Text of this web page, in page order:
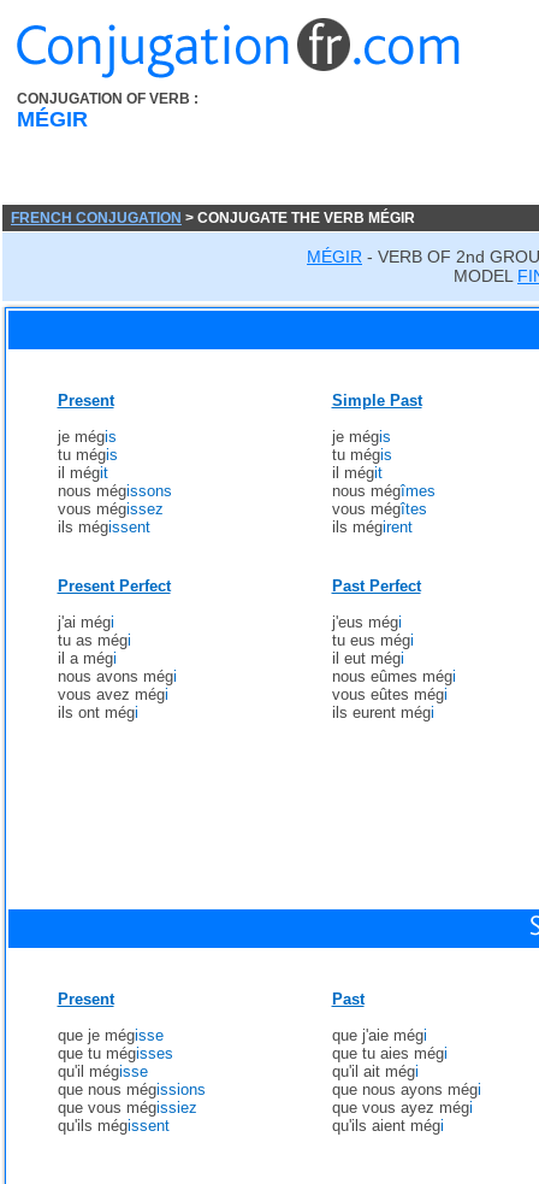
CONJUGATION OF VERB :
MÉGIR
FRENCH CONJUGATION > CONJUGATE THE VERB MÉGIR
MÉGIR - VERB OF 2nd
MODEL
Present
je mégis
tu mégis
il mégit
nous mégissons
vous mégissez
ils mégissent
Simple Past
je mégis
tu mégis
il mégit
nous mégîmes
vous mégîtes
ils mégirent
Present Perfect
j'ai mégi
tu as mégi
il a mégi
nous avons mégi
vous avez mégi
ils ont mégi
Past Perfect
j'eus mégi
tu eus mégi
il eut mégi
nous eûmes mégi
vous eûtes mégi
ils eurent mégi
Present
que je mégisse
que tu mégisses
qu'il mégisse
que nous mégissions
que vous mégissiez
qu'ils mégissent
Past
que j'aie mégi
que tu aies mégi
qu'il ait mégi
que nous ayons mégi
que vous ayez mégi
qu'ils aient mégi